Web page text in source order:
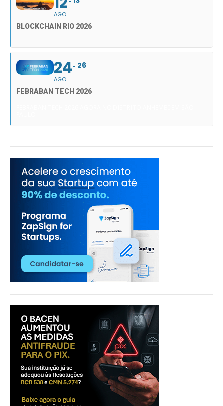
AGO
BLOCKCHAIN RIO 2026
24
AGO
26
FEBRABAN TECH 2026